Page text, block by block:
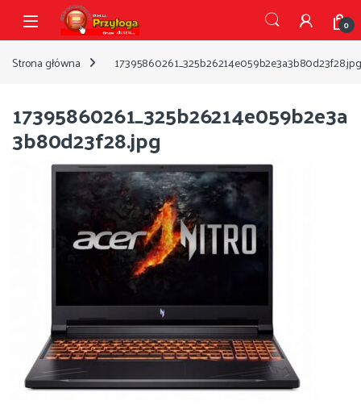
Przejdź do nawigacji
Przejdź do treści
Open 0
Strona główna 17395860261_325b26214e059b2e3a3b80d23f28.jpg
17395860261_325b26214e059b2e3a
3b80d23f28.jpg